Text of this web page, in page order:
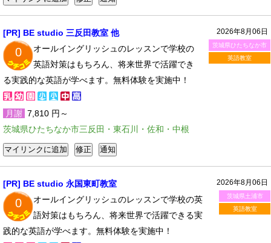
2026年8月06日
茨城県ひたちなか市
英語教室
[PR] BE studio 三反田教室 他
0
オールイングリッシュのレッスンで学校の
英語対策はもちろん、将来世界で活躍でき
る実践的な英語が学べます。無料体験を実施中！
月謝 7,810 円～
茨城県ひたちなか市三反田・東石川・佐和・中根
2026年8月06日
茨城県土浦市
英語教室
[PR] BE studio 永国東町教室
0
オールイングリッシュのレッスンで学校の英
語対策はもちろん、将来世界で活躍できる実
践的な英語が学べます。無料体験を実施中！